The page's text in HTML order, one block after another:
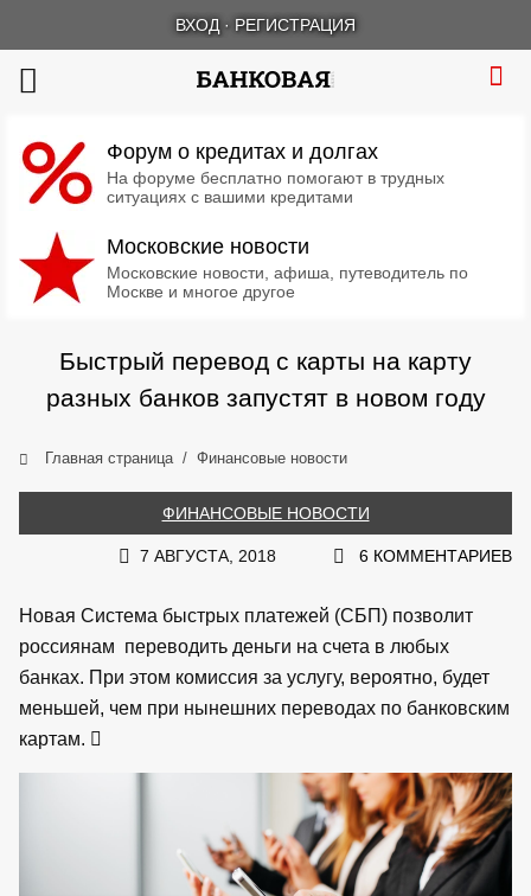
ВХОД · РЕГИСТРАЦИЯ
Форум о кредитах и долгах
На форуме бесплатно помогают в трудных
ситуациях с вашими кредитами
Московские новости
Московские новости, афиша, путеводитель по
Москве и многое другое
Быстрый перевод с карты на карту
разных банков запустят в новом году
Главная страница Финансовые новости
ФИНАНСОВЫЕ НОВОСТИ
7 АВГУСТА, 2018 6 КОММЕНТАРИЕВ
Новая Система быстрых платежей (СБП) позволит
россиянам переводить деньги на счета в любых
банках. При этом комиссия за услугу, вероятно, будет
меньшей, чем при нынешних переводах по банковским
картам.